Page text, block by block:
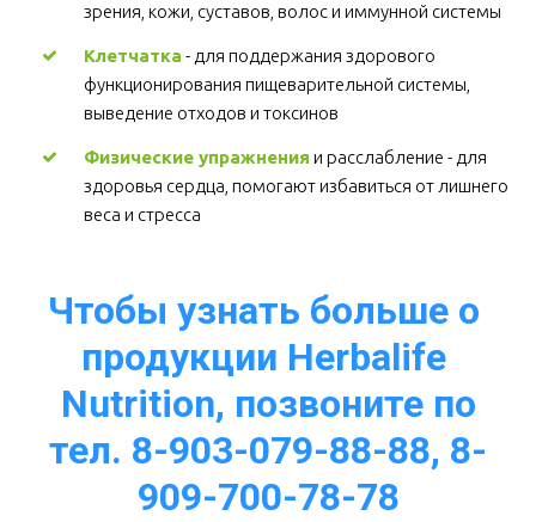
зрения, кожи, суставов, волос и иммунной системы
Клетчатка - для поддержания здорового
функционирования пищеварительной системы,
выведение отходов и токсинов
Физические упражнения и расслабление - для
здоровья сердца, помогают избавиться от лишнего
веса и стресса
Чтобы узнать больше о
продукции Herbalife
Nutrition, позвоните по
тел. 8-903-079-88-88, 8-
909-700-78-78